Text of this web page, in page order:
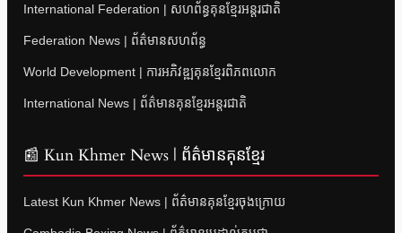
International Federation | សហព័ន្ធគុនខ្មែរអន្តរជាតិ
Federation News | ព័ត៌មានសហព័ន្ធ
World Development | ការអភិវឌ្ឍគុនខ្មែរពិភពលោក
International News | ព័ត៌មានគុនខ្មែរអន្តរជាតិ
📰 Kun Khmer News | ព័ត៌មានគុនខ្មែរ
Latest Kun Khmer News | ព័ត៌មានគុនខ្មែរចុងក្រោយ